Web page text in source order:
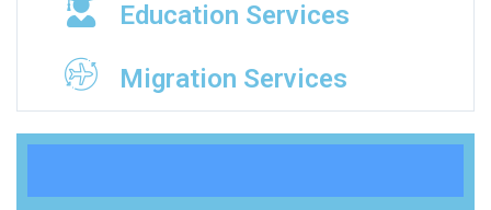
Education Services
Migration Services